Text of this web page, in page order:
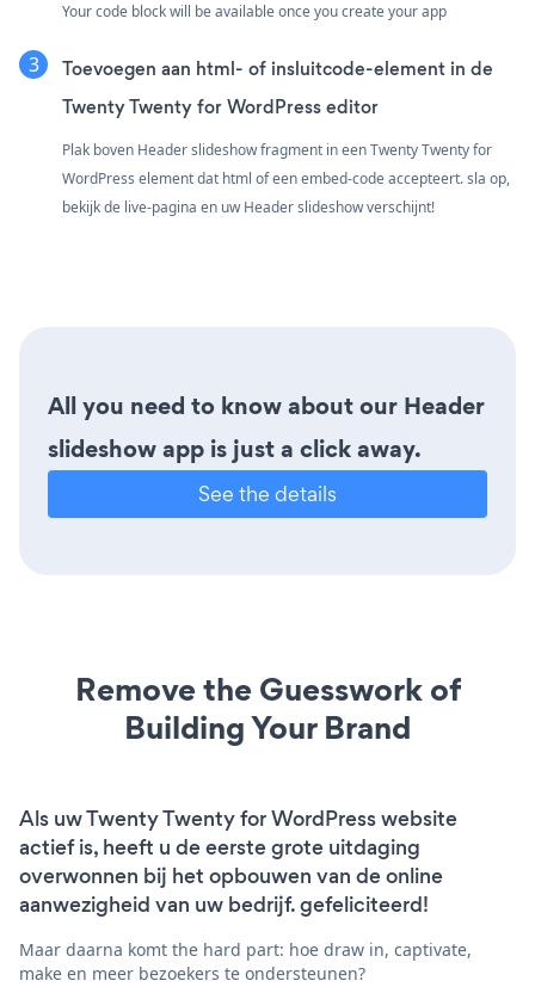
Your code block will be available once you create your app
Toevoegen aan html- of insluitcode-element in de
Twenty Twenty for WordPress editor
Plak boven Header slideshow fragment in een Twenty Twenty for
WordPress element dat html of een embed-code accepteert. sla op,
bekijk de live-pagina en uw Header slideshow verschijnt!
All you need to know about our Header
slideshow app is just a click away.
See the details
Remove the Guesswork of
Building Your Brand
Als uw Twenty Twenty for WordPress website
actief is, heeft u de eerste grote uitdaging
overwonnen bij het opbouwen van de online
aanwezigheid van uw bedrijf. gefeliciteerd!
Maar daarna komt the hard part: hoe draw in, captivate,
make en meer bezoekers te ondersteunen?